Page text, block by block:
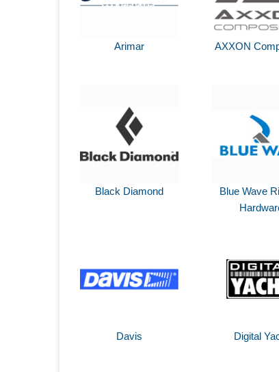
Arimar AXXON
Black Diamond
Blue Wave
Davis Digital